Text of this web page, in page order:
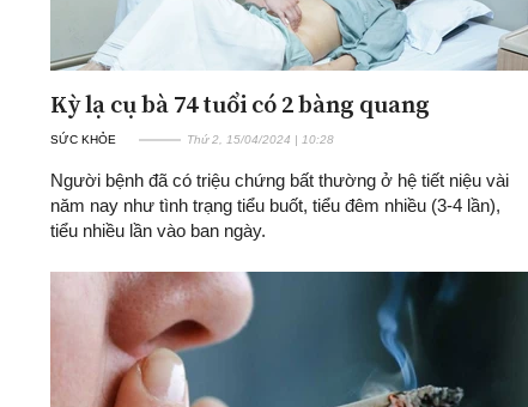
Kỳ lạ cụ bà 74 tuổi có 2 bàng quang
SỨC KHỎE Thứ 2, 15/04/2024 | 10:28
Người bệnh đã có triệu chứng bất thường ở hệ tiết niệu vài
năm nay như tình trạng tiểu buốt, tiểu đêm nhiều (3-4 lần),
tiểu nhiều lần vào ban ngày.